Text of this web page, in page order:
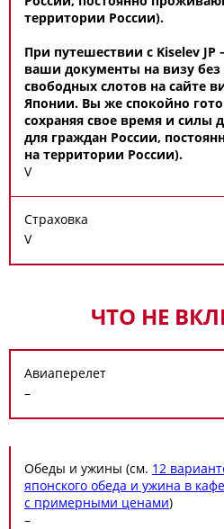
территории России).
При путешествии с Kiselev
ваши документы на визу
свободных слотов на сайте
Японии. Вы же спокойно
сохраняя свое время и силы
для граждан России,
на территории России).
V
Страховка
V
ЧТО НЕ
Авиаперелет
–
Обеды и ужины (см. 12
японского обеда и ужина в
с примерными ценами)
–